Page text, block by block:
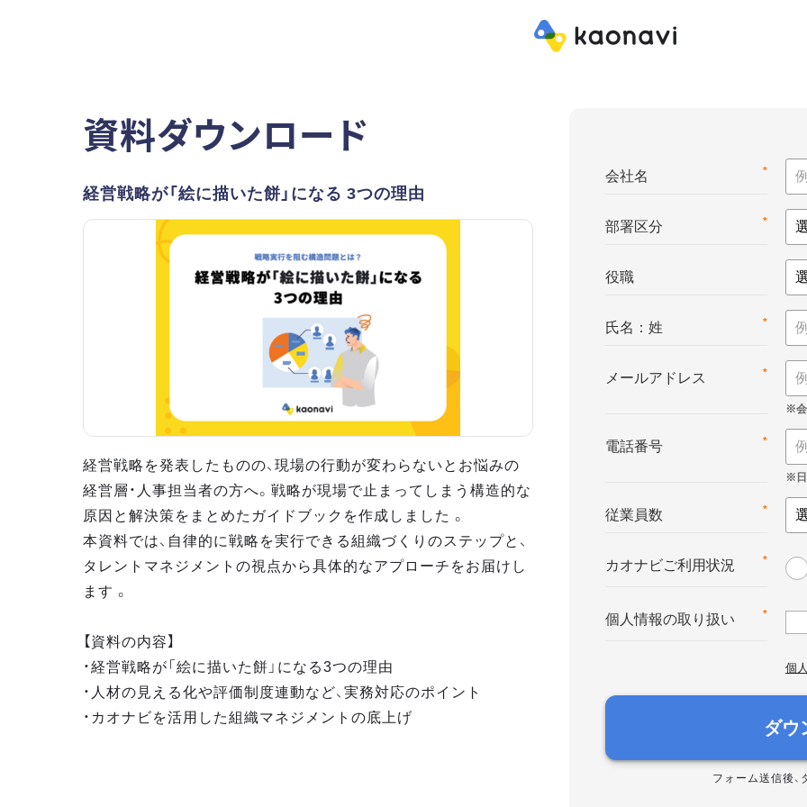
資料ダウンロード
経営戦略が「絵に描いた餅」になる 3つの理由
経営戦略を発表したものの、現場の行動が変わらないとお悩みの
経営層・人事担当者の方へ。戦略が現場で止まってしまう構造的な
原因と解決策をまとめたガイドブックを作成しました 。
本資料では、自律的に戦略を実行できる組織づくりのステップと、
タレントマネジメントの視点から具体的なアプローチをお届けし
ます 。
【資料の内容】
・経営戦略が「絵に描いた餅」になる3つの理由
・人材の見える化や評価制度連動など、実務対応のポイント
・カオナビを活用した組織マネジメントの底上げ
*
会社名
*
部署区分
役職
*
氏名：姓
*
メールアドレス
*
電話番号
*
従業員数
*
カオナビご利用状況
*
個人情報の取り扱い
個
ダウ
フォーム送信後